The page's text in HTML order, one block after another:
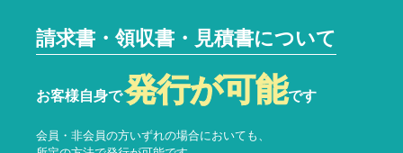
請求書・領収書・見積書について
お客様自身で発行が可能です
会員・非会員の方いずれの場合においても、